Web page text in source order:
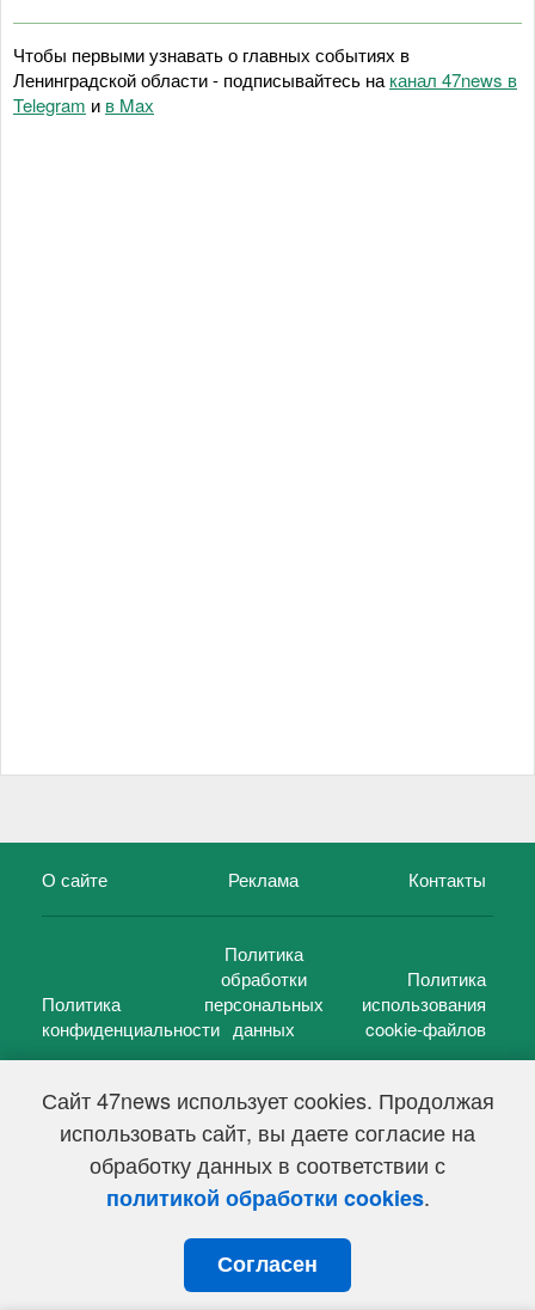
Сайт 47news использует cookies. Продолжая
использовать сайт, вы даете согласие на
обработку данных в соответствии с
политикой обработки cookies.
Согласен
Чтобы первыми узнавать о главных событиях в
Ленинградской области - подписывайтесь на канал 47news в
Telegram и в Maх
О сайте Реклама Контакты
Политика
конфиденциальности
Политика
обработки
персональных
данных
Политика
использования
cookie-файлов
47 новостей (47 news)2005 — 2026 г.
Свидетельство о регистрации СМИ Эл № ФС 77-39848, выдано
Федеральной службой по надзору в сфере связи,
информационных технологий и массовых коммуникаций